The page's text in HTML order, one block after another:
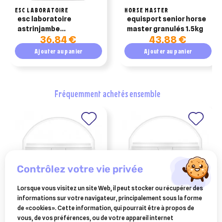
ESC LABORATOIRE
esc laboratoire
astrinjambe
récuperation des
tendons cheval 3kg
36,84 €
Ajouter au panier
HORSE MASTER
equisport senior horse
master granulés 1.5kg
43,88 €
Ajouter au panier
fréquemment achetés ensemble
ESC LABORATOIRE
esc laboratoire echinacee
ESC LABORATOIRE
esc laboratoire fortimix
contrôlez votre vie privée
Lorsque vous visitez un site Web, il peut stocker ou récupérer des
informations sur votre navigateur, principalement sous la forme
de «cookies». Cette information, qui pourrait être à propos de
vous, de vos préférences, ou de votre appareil internet